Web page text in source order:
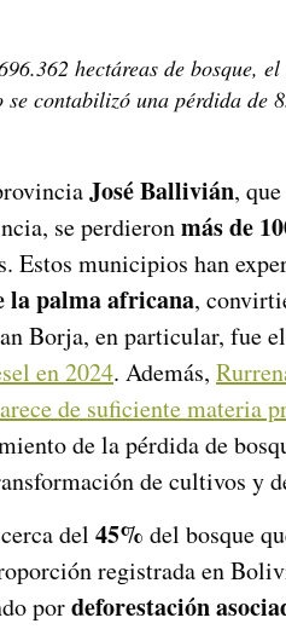
hectáreas de bosque,
contabilizó una pérdida de
José Ballivián,
se perdieronmás de
Estos municipios han
la palma africana,
Borja, en particular, fue
en 2024. Además,
de suficiente
de la pérdida de
de cultivos y
del 45% del bosque
registrada en
pordeforestación